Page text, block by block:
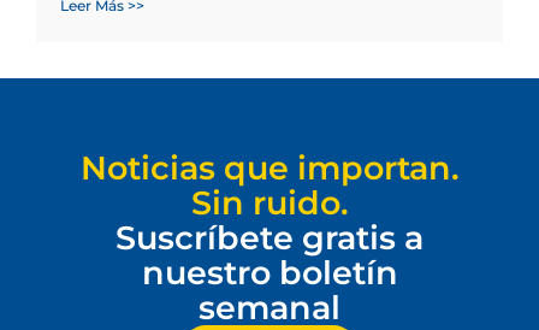
Leer Más >>
Noticias que importan.
Sin ruido.
Suscríbete gratis a
nuestro boletín
semanal